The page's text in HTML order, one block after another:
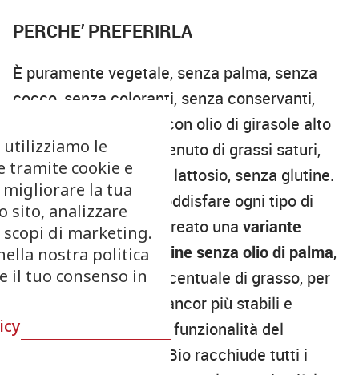
PERCHE’ PREFERIRLA
È puramente vegetale, senza palma, senza
cocco, senza coloranti, senza conservanti,
senza grassi animali, con olio di girasole alto
oleico, è a basso contenuto di grassi saturi,
non idrogenato, senza lattosio, senza glutine.
Senna, nell’ottica di soddisfare ogni tipo di
consumatore, ha poi creato una variante
biologica delle margarine senza olio di palma,
con una maggiore percentuale di grasso, per
rendere le margarine ancor più stabili e
garantire una perfetta funzionalità del
prodotto. ZERO-Palm Bio racchiude tutti i
le
tramite cookie e
la tua
sito, analizzare
di marketing.
nostra politica
il tuo consenso in